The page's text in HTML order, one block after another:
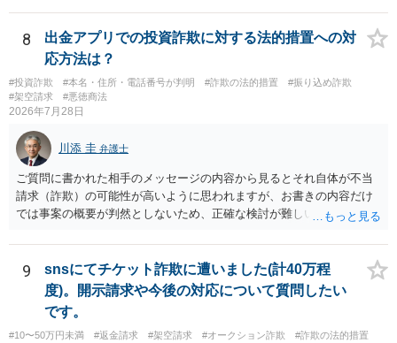
この規定によって時効が停止するわけではありません。 その意味で
は、刑事事件化するという部分ではややハードルが高いように見受け
られます。 他方で、相手方の住所等が特定できているのであれば、民
事事件として、損害賠償請求や貸金返還請求等により、裁判所を通じ
て返金を求める方法も考えられますが、結局は相手方に資力があるか
否かにより結論が分かれます。
8
出金アプリでの投資詐欺に対する法的措置への対
応方法は？
#投資詐欺 #本名・住所・電話番号が判明 #詐欺の法的措置
#振り込め詐欺
#架空請求
#悪徳商法
2026年7月28日
川添 圭 弁護士
ご質問に書かれた相手のメッセージの内容から見るとそれ自体が不当
請求（詐欺）の可能性が高いように思われますが、お書きの内容だけ
では事案の概要が判然としないため、正確な検討が難しいです。例え
画面を見て貰いながらアドバイスう受けた方が確実です。
9
snsにてチケット詐欺に遭いました(計40万程
度)。開示請求や今後の対応について質問したい
です。
#10〜50万円未満 #返金請求 #架空請求 #オークション詐欺
#詐欺の法的措置